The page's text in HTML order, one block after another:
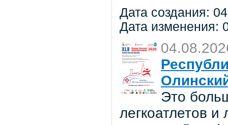
Дата создания:
Дата изменения:
Это
легкоатлетов